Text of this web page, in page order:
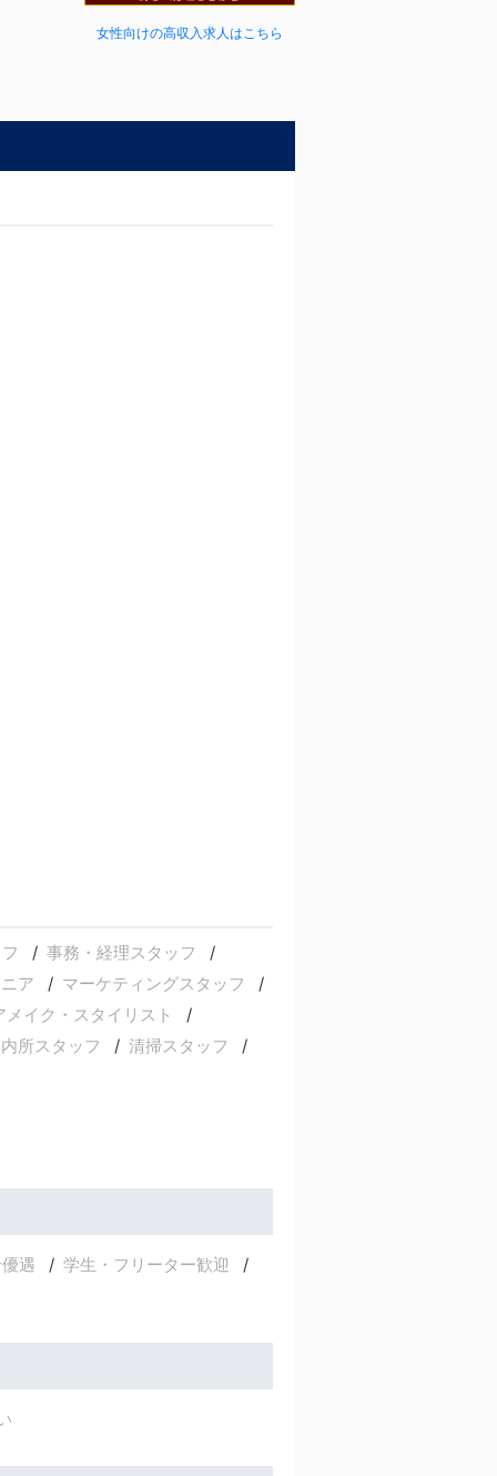
女性向けの高収入求人はこちら
事務・経理スタッフ
ア
マーケティングスタッフ
メイク・スタイリスト
所スタッフ
清掃スタッフ
遇 学生・フリーター歓迎